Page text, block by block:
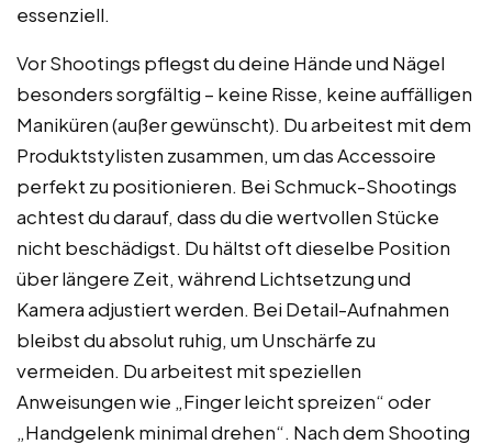
essenziell.
Vor Shootings pflegst du deine Hände und Nägel
besonders sorgfältig – keine Risse, keine auffälligen
Maniküren (außer gewünscht). Du arbeitest mit dem
Produktstylisten zusammen, um das Accessoire
perfekt zu positionieren. Bei Schmuck-Shootings
achtest du darauf, dass du die wertvollen Stücke
nicht beschädigst. Du hältst oft dieselbe Position
über längere Zeit, während Lichtsetzung und
Kamera adjustiert werden. Bei Detail-Aufnahmen
bleibst du absolut ruhig, um Unschärfe zu
vermeiden. Du arbeitest mit speziellen
Anweisungen wie „Finger leicht spreizen“ oder
„Handgelenk minimal drehen“. Nach dem Shooting